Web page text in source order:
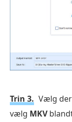
Trin 3. Vælg
vælg MKV